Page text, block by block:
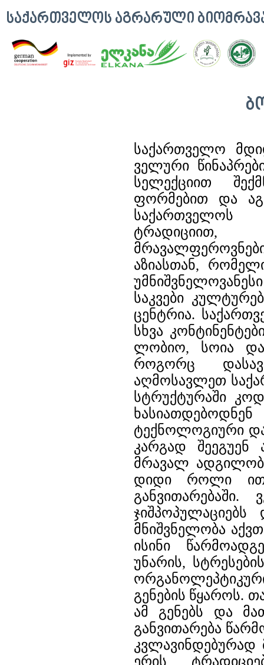
ᲡᲐᲥᲐᲠᲗᲕᲔᲚᲝᲡ ᲐᲒᲠᲐᲠᲣᲚᲘ
საქართველო
ველური
სელექციით
ფორმებით და
საქართველოს
ტრადიციით,
აზიასთან,
საკვები
ცენტრია.
სხვა
ლობიო, სოია და
როგორც
აღმოსავლეთ
სტრუქტურაში
ტექნოლოგიური
კარგად შეეგუენ
მრავალ
დიდი როლი
მნიშვნელობა
ისინი
უნარის,
გენების წყაროს.
ამ გენებს და
განვითარება
ერის